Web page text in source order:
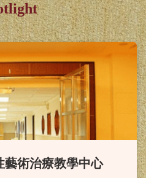
紅教授、陳雪均
理教授榮獲教
研究計畫
榮獲115年度
藝術治療教學中心